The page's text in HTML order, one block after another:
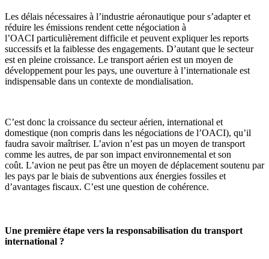
Les délais nécessaires à l’industrie aéronautique pour s’adapter et
réduire les émissions rendent cette négociation à
l’OACI particulièrement difficile et peuvent expliquer les reports
successifs et la faiblesse des engagements. D’autant que le secteur
est en pleine croissance. Le transport aérien est un moyen de
développement pour les pays, une ouverture à l’internationale est
indispensable dans un contexte de mondialisation.
C’est donc la croissance du secteur aérien, international et
domestique (non compris dans les négociations de l’OACI), qu’il
faudra savoir maîtriser. L’avion n’est pas un moyen de transport
comme les autres, de par son impact environnemental et son
coût. L’avion ne peut pas être un moyen de déplacement soutenu par
les pays par le biais de subventions aux énergies fossiles et
d’avantages fiscaux. C’est une question de cohérence.
Une première étape vers la responsabilisation du transport
international ?